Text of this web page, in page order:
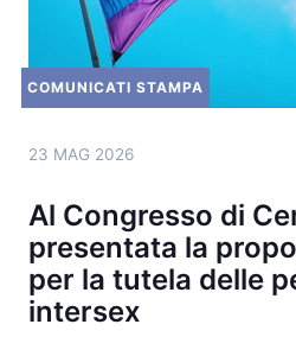
COMUNICATI STAMPA
23 MAG 2026
Al Congresso di
presentata la
per la tutela delle
intersex